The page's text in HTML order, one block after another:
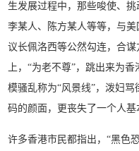
生发展过程中，那些唆使、挑
李某人、陈方某人等等，与
议长佩洛西等公然勾连，合
上，“为老不尊”，跳出来为
模骚乱称为“风景线”，泼妇
码的颜面，更丧失了一个人基
许多香港市民都指出，“黑色